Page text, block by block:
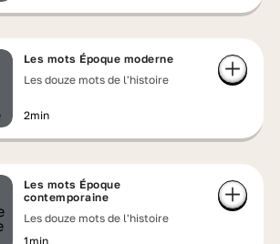
Les mots Époque moderne
Les douze mots de l'histoire
2min
Les mots Époque
contemporaine
Les douze mots de l'histoire
1min